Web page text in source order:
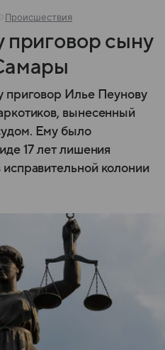
Происшествия
приговор сыну
приговор Илье Пеунову
вынесенный
Ему было
17 лет лишения
колонии